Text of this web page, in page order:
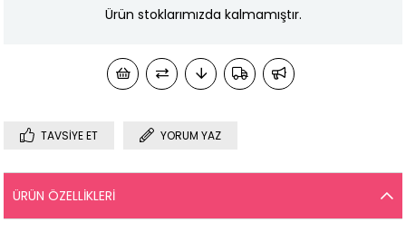
Ürün stoklarımızda kalmamıştır.
TAVSIYE ET YORUM YAZ
ÜRÜN ÖZELLIKLERI